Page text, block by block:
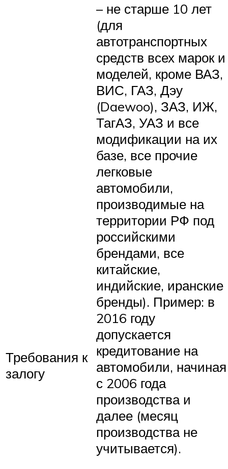
Требования к
залогу
– не старше 10 лет
(для
автотранспортных
средств всех марок и
моделей, кроме ВАЗ,
ВИС, ГАЗ, Дэу
(Daewoo), ЗАЗ, ИЖ,
ТагАЗ, УАЗ и все
модификации на их
базе, все прочие
легковые
автомобили,
производимые на
территории РФ под
российскими
брендами, все
китайские,
индийские, иранские
бренды). Пример: в
2016 году
допускается
кредитование на
автомобили, начиная
с 2006 года
производства и
далее (месяц
производства не
учитывается).